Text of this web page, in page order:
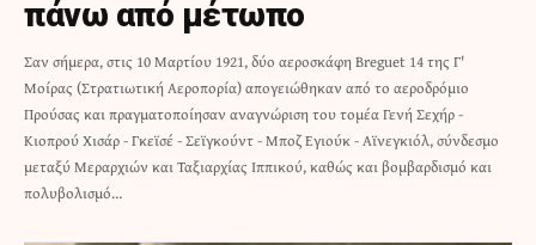
πάνω από μέτωπο
Σαν σήμερα, στις 10 Μαρτίου 1921, δύο αεροσκάφη Breguet 14 της Γ'
Μοίρας (Στρατιωτική Αεροπορία) απογειώθηκαν από το αεροδρόμιο
Προύσας και πραγματοποίησαν αναγνώριση του τομέα Γενή Σεχήρ -
Κιοπρού Χισάρ - Γκεϊσέ - Σεϊγκούντ - Μποζ Εγιούκ - Αϊνεγκιόλ, σύνδεσμο
μεταξύ Μεραρχιών και Ταξιαρχίας Ιππικού, καθώς και βομβαρδισμό και
πολυβολισμό…